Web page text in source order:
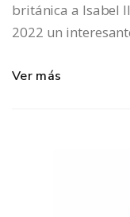
británica a Isabel
2022 un
Ver más